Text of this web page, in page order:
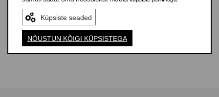
Küpsiste seaded
NÕUSTUN KÕIGI KÜPSISTEGA
Sandal Women's
49,99 € 89,99 €
4.7